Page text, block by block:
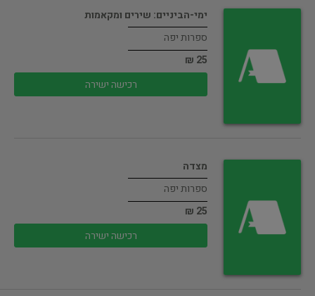
ימי-הביניים: שירים ומקאמות
ספרות יפה
25 ₪
רכישה ישירה
מצדה
ספרות יפה
25 ₪
רכישה ישירה